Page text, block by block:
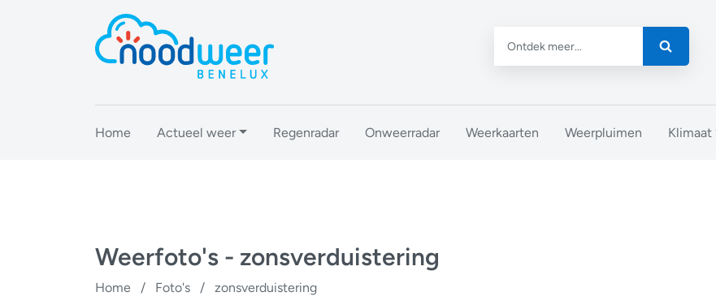
Home Actueel weer Regenradar Onweerradar Weerkaarten Weerpluimen Klimaat
Weerfoto's - zonsverduistering
Home / Foto's / zonsverduistering